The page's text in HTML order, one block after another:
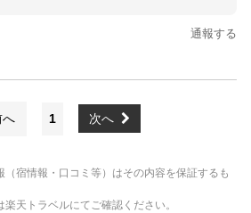
通報する
へ 1 次へ
宿情報・口コミ等）はその内容を保証するも
天トラベルにてご確認ください。